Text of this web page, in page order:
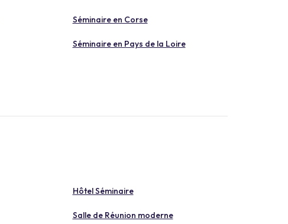
Séminaire en Corse
Séminaire en Pays de la Loire
Hôtel Séminaire
Salle de Réunion moderne